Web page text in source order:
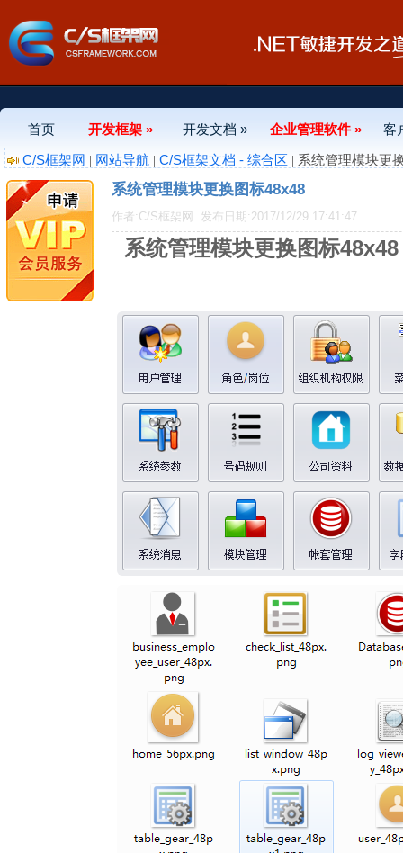
首页 开发框架 » 开发文档 » 企业管理软件 »
客
C/S框架网 | 网站导航 | C/S框架文档 - 综合区 | 系统管理模块更
系统管理模块更换图标48x48
作者:C/S框架网 发布日期:2017/12/29 17:41:47
系统管理模块更换图标48x48